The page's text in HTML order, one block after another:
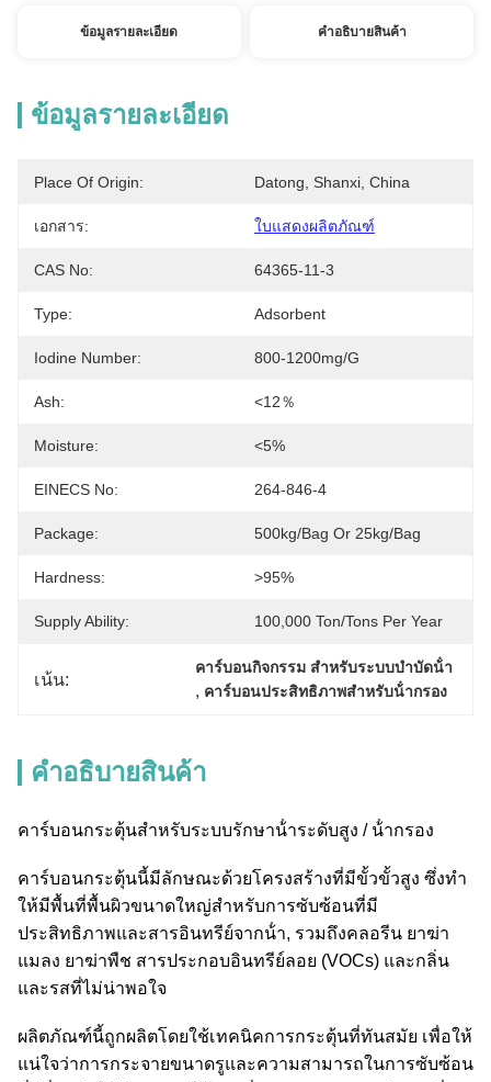
ข้อมูลรายละเอียด คําอธิบายสินค้า
ข้อมูลรายละเอียด
Place Of Origin: Datong, Shanxi, China
เอกสาร: ใบแสดงผลิตภัณฑ์
CAS No: 64365-11-3
Type: Adsorbent
Iodine Number: 800-1200mg/g
Ash: <12％
Moisture: <5%
EINECS No: 264-846-4
Package: 500kg/bag Or 25kg/bag
Hardness: >95%
Supply Ability: 100,000 Ton/Tons Per Year
เน้น:
คาร์บอนกิจกรรม สําหรับระบบบําบัดน้ํา
, คาร์บอนประสิทธิภาพสําหรับน้ํากรอง
คําอธิบายสินค้า
คาร์บอนกระตุ้นสําหรับระบบรักษาน้ําระดับสูง / น้ํากรอง
คาร์บอนกระตุ้นนี้มีลักษณะด้วยโครงสร้างที่มีขั้วขั้วสูง ซึ่งทํา
ให้มีพื้นที่พื้นผิวขนาดใหญ่สําหรับการซับซ้อนที่มี
ประสิทธิภาพและสารอินทรีย์จากน้ํา, รวมถึงคลอรีน ยาฆ่า
แมลง ยาฆ่าพืช สารประกอบอินทรีย์ลอย (VOCs) และกลิ่น
และรสที่ไม่น่าพอใจ
ผลิตภัณฑ์นี้ถูกผลิตโดยใช้เทคนิคการกระตุ้นที่ทันสมัย เพื่อให้
แน่ใจว่าการกระจายขนาดรูและความสามารถในการซับซ้อน